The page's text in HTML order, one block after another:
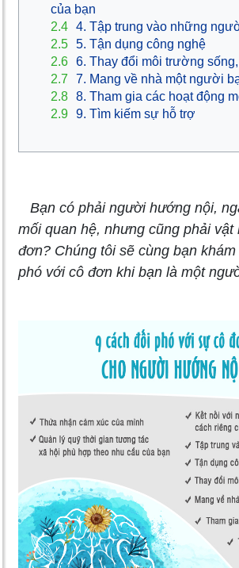
của bạn
2.4 4. Tập trung vào những
2.5 5. Tận dụng công nghệ
2.6 6. Thay đổi môi trường
2.7
7. Mang về nhà một người
2.8 8. Tham gia các hoạt động
2.9 9. Tìm kiếm sự hỗ trợ
Bạn có phải người hướng nội,
mối quan hệ, nhưng cũng phải vật
đơn? Chúng tôi sẽ cùng bạn
phó với cô đơn khi bạn là một